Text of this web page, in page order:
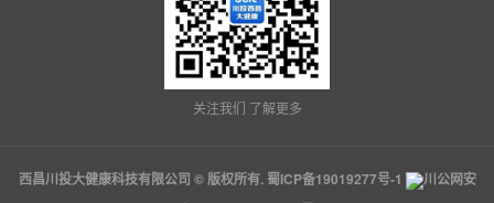
关注我们 了解更多
西昌川投大健康科技有限公司 © 版权所有. 蜀ICP备19019277号-1
川公网安